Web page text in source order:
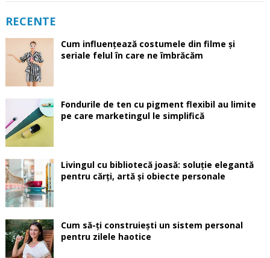
RECENTE
Cum influențează costumele din filme și
seriale felul în care ne îmbrăcăm
Fondurile de ten cu pigment flexibil au limite
pe care marketingul le simplifică
Livingul cu bibliotecă joasă: soluție elegantă
pentru cărți, artă și obiecte personale
Cum să-ți construiești un sistem personal
pentru zilele haotice